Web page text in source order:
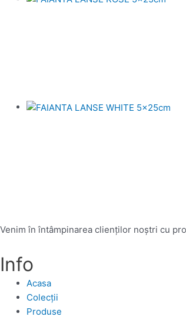
Venim în întâmpinarea clienților noștri cu
Info
Acasa
Colecții
Produse